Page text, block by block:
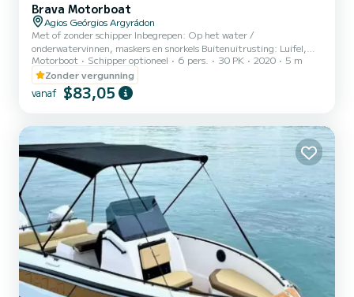
Brava Motorboat
Agios Geórgios Argyrádon
Met of zonder schipper Inbegrepen: Op het water /
onderwatervinnen, maskers en snorkels Buitenuitrusting: Luifel,
Zonnedek op de boeg Totale lengte: 5m Motor: 30pk Extra's:
brandstof Deze boot heeft een capaciteit van 6 personen. Als u een
schipper nodig heeft, biedt de boot plaats aan 5 personen + 1
schipper.
Motorboot Schipper optioneel 6 pers. 30 PK 2020
5 m
Zonder vergunning
vanaf $83,05